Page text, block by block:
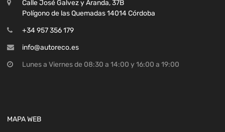
Calle José Galvez y Aranda, 37B
Polígono de las Quemadas 14014 Córdoba
+34 957 356 179
info@autoreco.es
Lunes a Viernes de 08:30 a 14:00 y 16:00 a 19:00
MAPA WEB